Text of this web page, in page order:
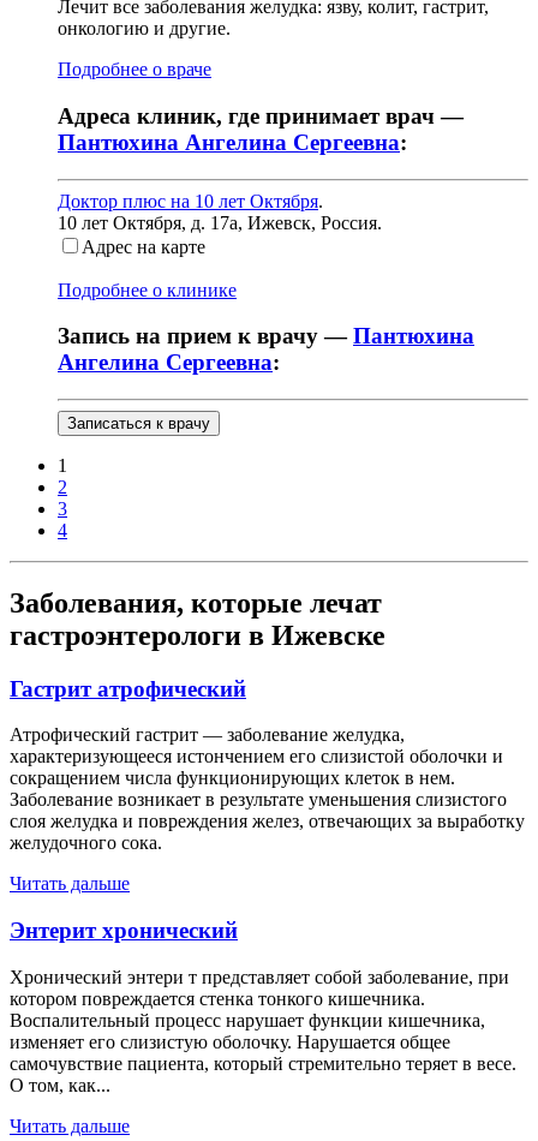
Лечит все заболевания желудка: язву, колит, гастрит,
онкологию и другие.
Подробнее о враче
Адреса клиник, где принимает врач —
Пантюхина Ангелина Сергеевна:
Доктор плюс на 10 лет Октября.
10 лет Октября, д. 17а, Ижевск, Россия.
Адрес на карте
Подробнее о клинике
Запись на прием к врачу —Пантюхина
Ангелина Сергеевна:
Записаться к врачу
1
2
3
4
Заболевания, которые лечат
гастроэнтерологи в Ижевске
Гастрит атрофический
Атрофический гастрит — заболевание желудка,
характеризующееся истончением его слизистой оболочки и
сокращением числа функционирующих клеток в нем.
Заболевание возникает в результате уменьшения слизистого
слоя желудка и повреждения желез, отвечающих за выработку
желудочного сока.
Читать дальше
Энтерит хронический
Хронический энтери т представляет собой заболевание, при
котором повреждается стенка тонкого кишечника.
Воспалительный процесс нарушает функции кишечника,
изменяет его слизистую оболочку. Нарушается общее
самочувствие пациента, который стремительно теряет в весе.
О том, как...
Читать дальше